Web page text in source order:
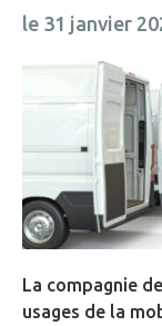
le 31 janvier
La compagnie
usages de la